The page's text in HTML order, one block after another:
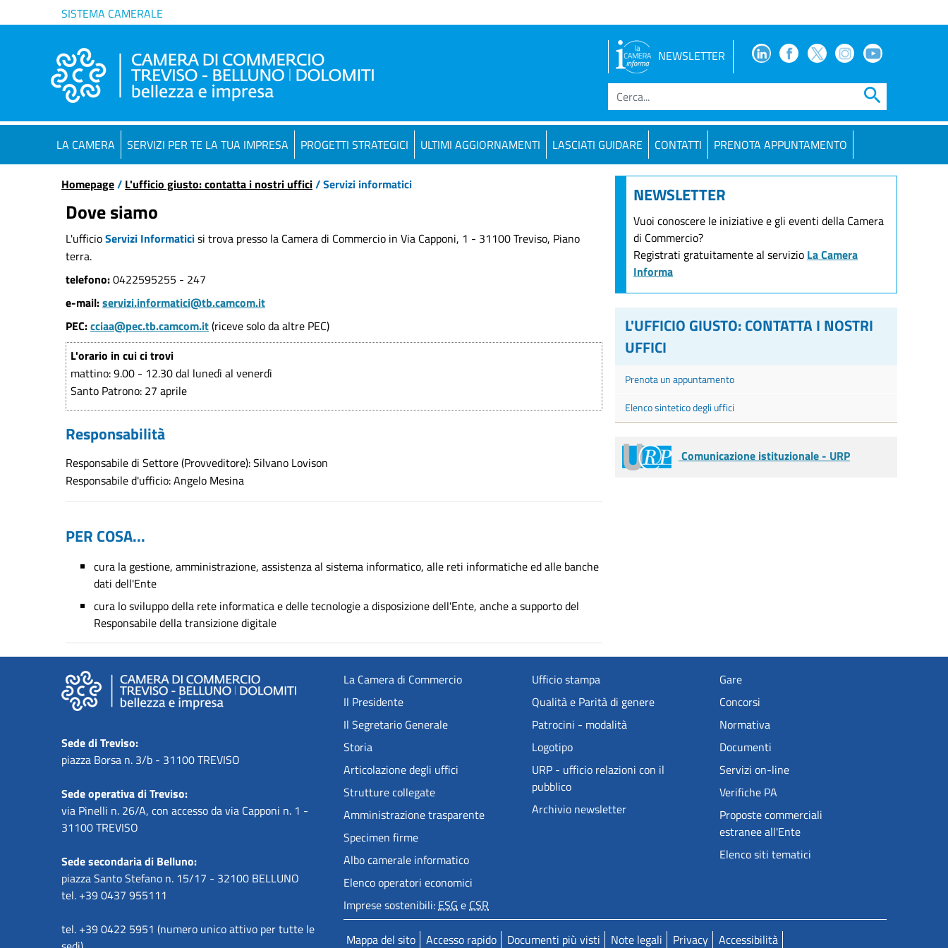
SISTEMA CAMERALE
NEWSLETTER FacebookFacebook
TwitterInstagramYoutube
search
LA CAMERA SERVIZI PER TE LA TUA IMPRESA PROGETTI STRATEGICI ULTIMI AGGIORNAMENTI LASCIATI GUIDARE CONTATTI PRENOTA APPUNTAMENTO
Homepage/ L'ufficio giusto: contatta i nostri uffici/ Servizi informatici
Dove siamo
L'ufficioServizi Informaticisi trova presso la Camera di Commercio in Via Capponi, 1 - 31100 Treviso, Piano
terra.
telefono:0422595255 - 247
e-mail:servizi.informatici@tb.camcom.it
PEC:cciaa@pec.tb.camcom.it(riceve solo da altre PEC)
L'orario in cui ci trovi
mattino: 9.00 - 12.30 dal lunedì al venerdì
Santo Patrono: 27 aprile
Responsabilità
Responsabile di Settore (Provveditore): Silvano Lovison
Responsabile d'ufficio: Angelo Mesina
PER COSA...
cura la gestione, amministrazione, assistenza al sistema informatico, alle reti informatiche ed alle banche
dati dell'Ente
cura lo sviluppo della rete informatica e delle tecnologie a disposizione dell'Ente, anche a supporto del
Responsabile della transizione digitale
NEWSLETTER
Vuoi conoscere le iniziative e gli eventi della Camera
di Commercio?
Registrati gratuitamente al servizio La Camera
Informa
L'UFFICIO GIUSTO: CONTATTA I NOSTRI
UFFICI
Prenota un appuntamento
Elenco sintetico degli uffici
Comunicazione istituzionale - URP
Sede di Treviso:
piazza Borsa n. 3/b - 31100 TREVISO
Sede operativa di Treviso:
via Pinelli n. 26/A, con accesso da via Capponi n. 1 -
31100 TREVISO
Sede secondaria di Belluno:
piazza Santo Stefano n. 15/17 - 32100 BELLUNO
tel. +39 0437 955111
tel. +39 0422 5951 (numero unico attivo per tutte le
La Camera di Commercio
Il Presidente
Il Segretario Generale
Storia
Articolazione degli uffici
Strutture collegate
Amministrazione trasparente
Specimen firme
Albo camerale informatico
Elenco operatori economici
Imprese sostenibili:ESGeCSR
Ufficio stampa
Qualità e Parità di genere
Patrocini - modalità
Logotipo
URP - ufficio relazioni con il
pubblico
Archivio newsletter
Gare
Concorsi
Normativa
Documenti
Servizi on-line
Verifiche PA
Proposte commerciali
estranee all'Ente
Elenco siti tematici
Mappa del sito Accesso rapido Documenti più visti Note legali Privacy Accessibilità